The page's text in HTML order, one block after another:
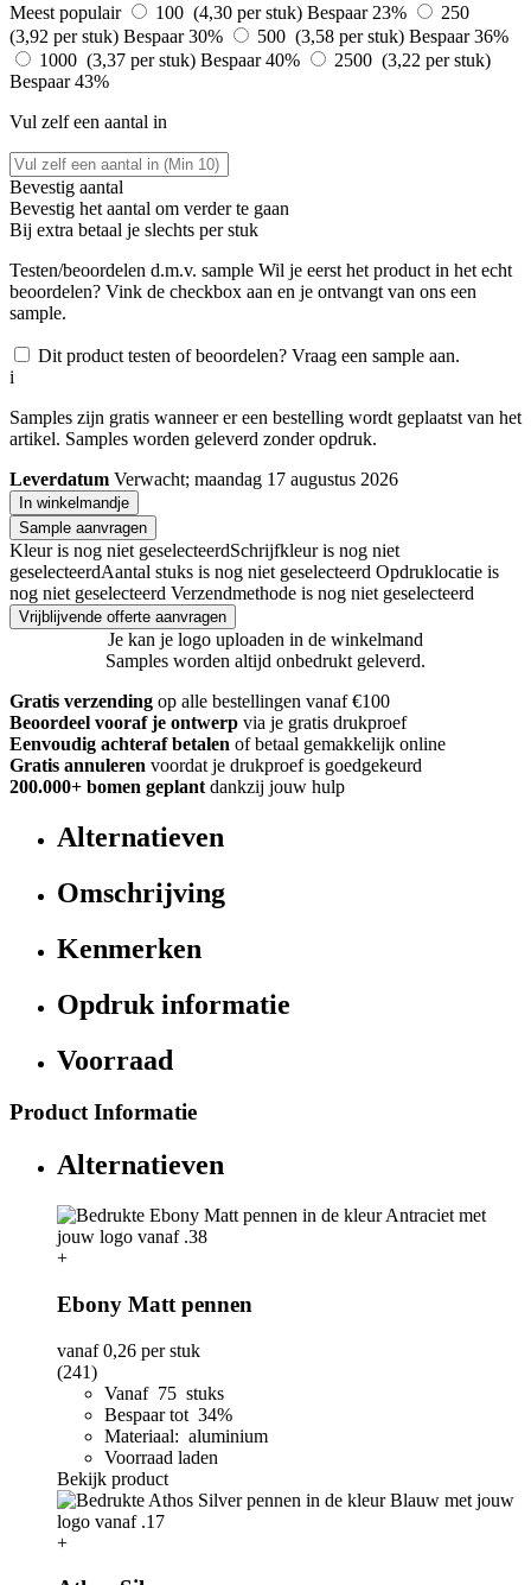
Meest populair
100 (4,30 per stuk) Bespaar 23%
250
(3,92 per stuk) Bespaar 30% 500 (3,58 per stuk) Bespaar 36%
1000 (3,37 per stuk) Bespaar 40%
2500 (3,22 per stuk)
Bespaar 43%
Vul zelf een aantal in
Bevestig aantal
Bevestig het aantal om verder te gaan
Bij extra betaal je slechts per stuk
Testen/beoordelen d.m.v. sample Wil je eerst het product in het echt
beoordelen? Vink de checkbox aan en je ontvangt van ons een
sample.
Dit product testen of beoordelen? Vraag een sample aan.
i
Samples zijn gratis wanneer er een bestelling wordt geplaatst van het
artikel. Samples worden geleverd zonder opdruk.
Leverdatum Verwacht; maandag 17 augustus 2026
In winkelmandje
Sample aanvragen
Kleur is nog niet geselecteerdSchrijfkleur is nog niet
geselecteerdAantal stuks is nog niet geselecteerd Opdruklocatie is
nog niet geselecteerd Verzendmethode is nog niet geselecteerd
Vrijblijvende offerte aanvragen
Je kan je logo uploaden in de winkelmand
Samples worden altijd onbedrukt geleverd.
Gratis verzending op alle bestellingen vanaf €100
Beoordeel vooraf je ontwerp via je gratis drukproef
Eenvoudig achteraf betalen of betaal gemakkelijk online
Gratis annuleren voordat je drukproef is goedgekeurd
200.000+ bomen geplant dankzij jouw hulp
Alternatieven
Omschrijving
Kenmerken
Opdruk informatie
Voorraad
Product Informatie
Alternatieven
+
Ebony Matt pennen
vanaf0,26 per stuk
(241)
Vanaf 75 stuks
Bespaar tot 34%
Materiaal: aluminium
Voorraad laden
Bekijk product
+